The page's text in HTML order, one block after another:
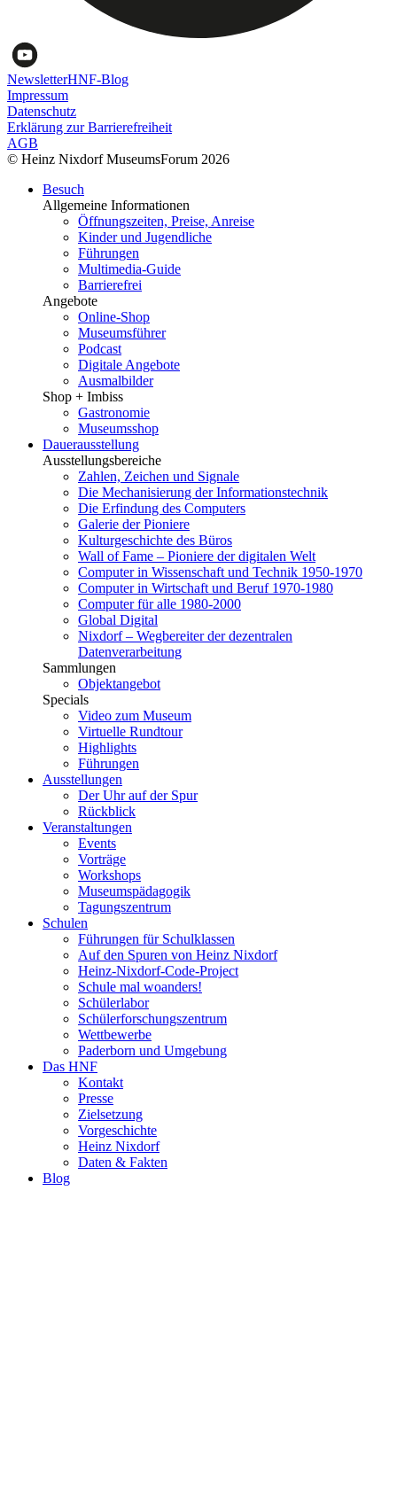
NewsletterHNF-Blog
Impressum
Datenschutz
Erklärung zur Barrierefreiheit
AGB
© Heinz Nixdorf MuseumsForum 2026
Besuch
Allgemeine Informationen
Öffnungszeiten, Preise, Anreise
Kinder und Jugendliche
Führungen
Multimedia-Guide
Barrierefrei
Angebote
Online-Shop
Museumsführer
Podcast
Digitale Angebote
Ausmalbilder
Shop + Imbiss
Gastronomie
Museumsshop
Dauerausstellung
Ausstellungsbereiche
Zahlen, Zeichen und Signale
Die Mechanisierung der Informationstechnik
Die Erfindung des Computers
Galerie der Pioniere
Kulturgeschichte des Büros
Wall of Fame – Pioniere der digitalen Welt
Computer in Wissenschaft und Technik 1950-1970
Computer in Wirtschaft und Beruf 1970-1980
Computer für alle 1980-2000
Global Digital
Nixdorf – Wegbereiter der dezentralen
Datenverarbeitung
Sammlungen
Objektangebot
Specials
Video zum Museum
Virtuelle Rundtour
Highlights
Führungen
Ausstellungen
Der Uhr auf der Spur
Rückblick
Veranstaltungen
Events
Vorträge
Workshops
Museumspädagogik
Tagungszentrum
Schulen
Führungen für Schulklassen
Auf den Spuren von Heinz Nixdorf
Heinz-Nixdorf-Code-Project
Schule mal woanders!
Schülerlabor
Schülerforschungszentrum
Wettbewerbe
Paderborn und Umgebung
Das HNF
Kontakt
Presse
Zielsetzung
Vorgeschichte
Heinz Nixdorf
Daten & Fakten
Blog